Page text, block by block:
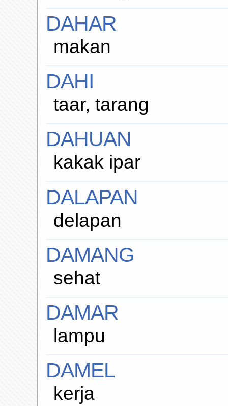
DAHAR
makan
DAHI
taar, tarang
DAHUAN
kakak ipar
DALAPAN
delapan
DAMANG
sehat
DAMAR
lampu
DAMEL
kerja